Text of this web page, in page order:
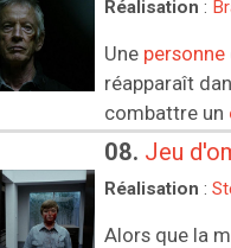
Réalisation :
Une personne
réapparaît
combattre un
08. Jeu
Réalisation :
Alors que la